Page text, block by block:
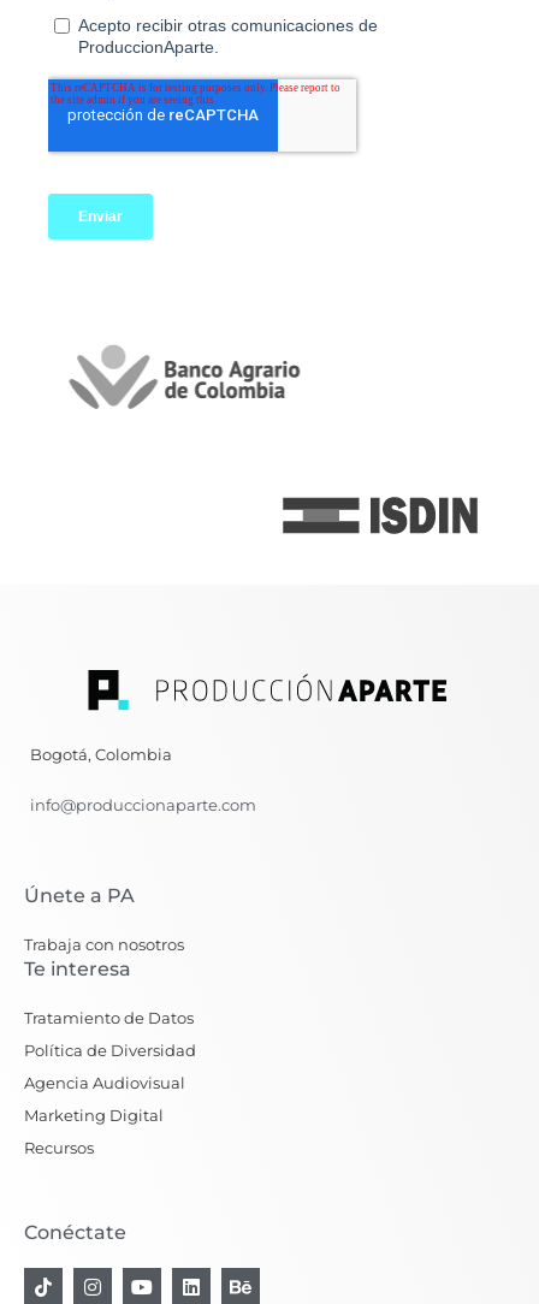
Bogotá, Colombia
info@produccionaparte.com
Únete a PA
Trabaja con nosotros
Te interesa
Tratamiento de Datos
Política de Diversidad
Agencia Audiovisual
Marketing Digital
Recursos
Conéctate
T
i
I
n
Y
o
L
i
B
e